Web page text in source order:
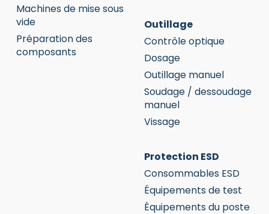
Machines de mise sous
vide
Préparation des
composants
Outillage
Contrôle optique
Dosage
Outillage manuel
Soudage / dessoudage
manuel
Vissage
Protection ESD
Consommables ESD
Équipements de test
Équipements du poste